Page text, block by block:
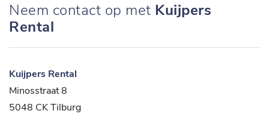
Neem contact op met Kuijpers
Rental
Kuijpers Rental
Minosstraat 8
5048 CK Tilburg